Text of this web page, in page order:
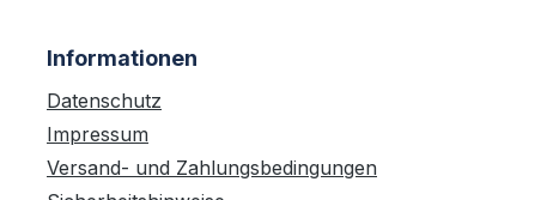
Informationen
Datenschutz
Impressum
Versand- und Zahlungsbedingungen